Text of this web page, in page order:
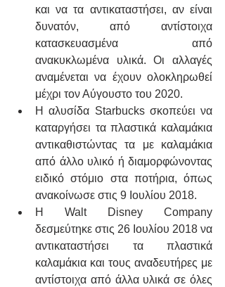
και να τα αντικαταστήσει, αν είναι
δυνατόν, από αντίστοιχα
κατασκευασμένα από
ανακυκλωμένα υλικά. Οι αλλαγές
αναμένεται να έχουν ολοκληρωθεί
μέχρι τον Αύγουστο του 2020.
Η αλυσίδα Starbucks σκοπεύει να
καταργήσει τα πλαστικά καλαμάκια
αντικαθιστώντας τα με καλαμάκια
από άλλο υλικό ή διαμορφώνοντας
ειδικό στόμιο στα ποτήρια, όπως
ανακοίνωσε στις 9 Ιουλίου 2018.
Η Walt Disney Company
δεσμεύτηκε στις 26 Ιουλίου 2018 να
αντικαταστήσει τα πλαστικά
καλαμάκια και τους αναδευτήρες με
αντίστοιχα από άλλα υλικά σε όλες